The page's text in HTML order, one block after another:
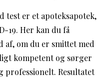
test er et apoteksapotek,
19. Her kan du få
om du er smittet med
kompetent og sørger
professionelt. Resultatet